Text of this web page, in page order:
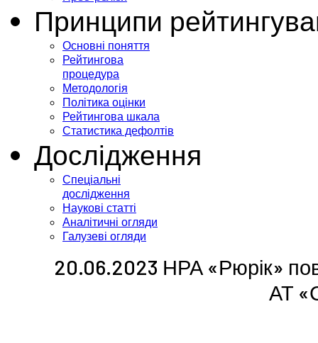
Принципи
Основні поняття
Рейтингова
процедура
Методологія
Політика оцінки
Рейтингова шкала
Статистика дефолтів
Дослідження
Спеціальні
дослідження
Наукові статті
Аналітичні огляди
Галузеві огляди
20.06.2023 НРА «Рюрік»
АТ